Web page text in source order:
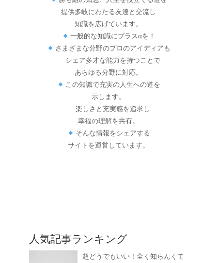
提供多岐にわたる友達と交流し
知識を広げています。
一般的な知識にプラスαを！
さまざまな分野のプロのアイディアも
シェア多才な能力を持つことで
あらゆる分野に対応。
この知識で充実の人生への道を
示します。
楽しさと充実感を追求し
幸福の理解を共有。
そんな情報をシェアする
サイトを運営しています。
人気記事ランキング
超どうでもいい！全く知らんくて